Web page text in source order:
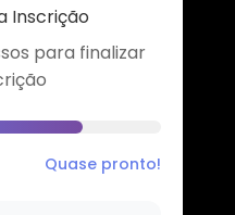
Inscrição
para finalizar
Quase pronto!